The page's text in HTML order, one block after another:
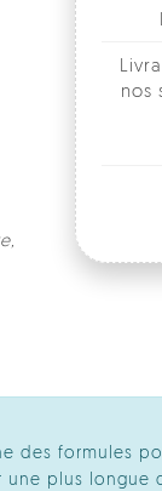
,
Livraison,
nos soins
des formules
plus longue